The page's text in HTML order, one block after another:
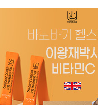
인기포토